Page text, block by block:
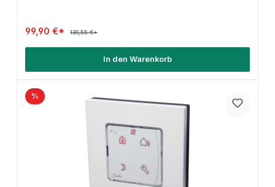
99,90 €* 130,55 €*
In den Warenkorb
%